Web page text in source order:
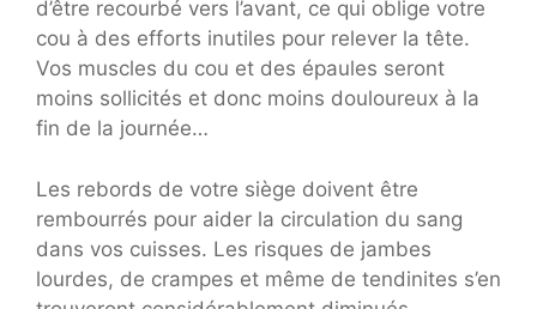
d’être recourbé vers l’avant, ce qui oblige votre
cou à des efforts inutiles pour relever la tête.
Vos muscles du cou et des épaules seront
moins sollicités et donc moins douloureux à la
fin de la journée…
Les rebords de votre siège doivent être
rembourrés pour aider la circulation du sang
dans vos cuisses. Les risques de jambes
lourdes, de crampes et même de tendinites s’en